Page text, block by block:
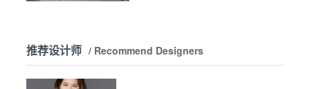
推荐设计师 / Recommend Designers